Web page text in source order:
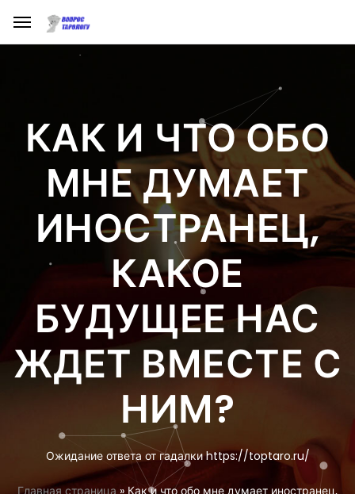
КАК И ЧТО ОБО
МНЕ ДУМАЕТ
ИНОСТРАНЕЦ,
КАКОЕ
БУДУЩЕЕ НАС
ЖДЕТ ВМЕСТЕ С
НИМ?
Ожидание ответа от гадалки https://toptaro.ru/
Главная страница » Как и что обо мне думает иностранец,